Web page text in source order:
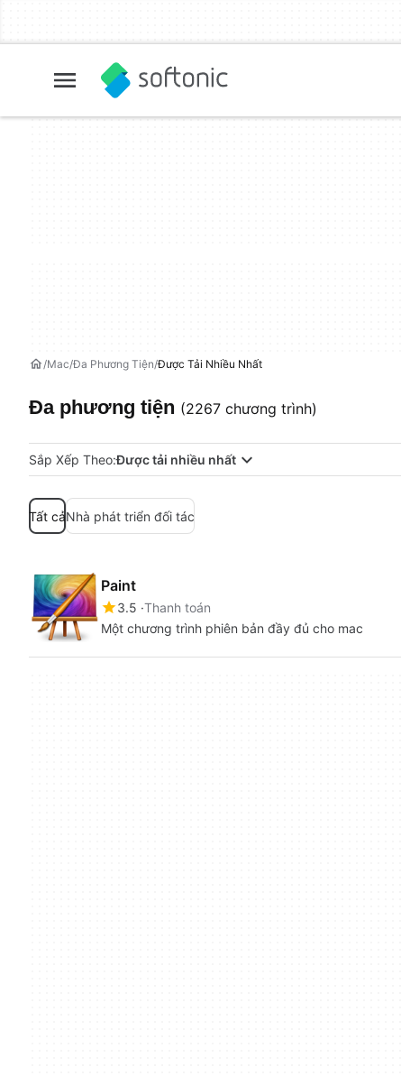
Mac Đa Phương Tiện Được Tải Nhiều Nhất
Đa phương tiện (2267 chương trình)
Sắp Xếp Theo:Được tải nhiều nhất
Tất cảNhà phát triển đối tác
Paint
3.5 Thanh toán
Một chương trình phiên bản đầy đủ cho mac